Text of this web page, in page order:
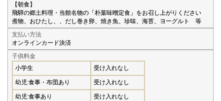
【朝食】
飛騨の郷土料理・当館名物の「朴葉味噌定食」をお召し上がりください
煮物、おひたし、、だし巻き卵、焼き魚、珍味、海苔、ヨーグルト 等
支払い方法
オンラインカード決済
子供料金
小学生
受け入れなし
幼児:食事・布団あり 受け入れなし
幼児:食事あり 受け入れなし